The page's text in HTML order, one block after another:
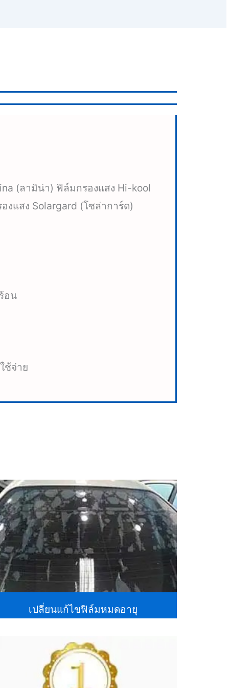
(ลามิน่า) ฟิล์มกรองแสง Hi-kool
แสง Solargard (โซล่าการ์ด)
อน
ช้จ่าย
เปลี่ยนแก้ไขฟิล์มหมดอายุ